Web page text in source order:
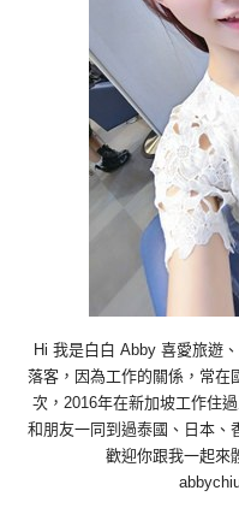
Hi 我是白白 Abby 喜愛旅遊
落客，因為工作的關係，常在
次，2016年在新加坡工作住
和朋友一同到過泰國、日本、
歡迎你跟我一起來